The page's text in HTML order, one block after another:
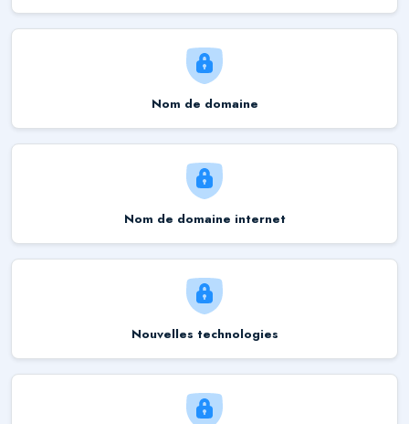
Nom de domaine
Nom de domaine internet
Nouvelles technologies